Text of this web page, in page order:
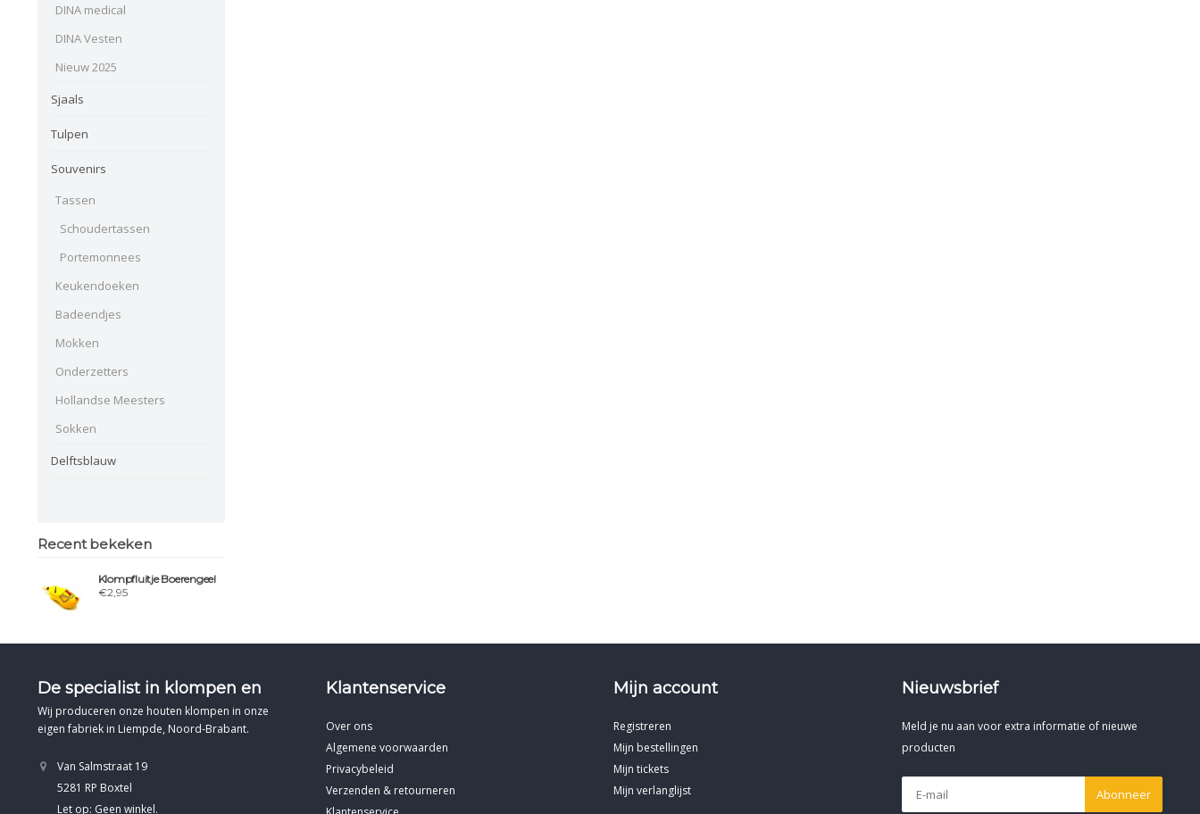
DINA medical
DINA Vesten
Nieuw 2025
Sjaals
Tulpen
Souvenirs
Tassen
Schoudertassen
Portemonnees
Keukendoeken
Badeendjes
Mokken
Onderzetters
Hollandse Meesters
Sokken
Delftsblauw
Recent bekeken
Klompfluitje Boerengeel
€2,95
De specialist in klompen en
Wij produceren onze houten klompen in onze
eigen fabriek in Liempde, Noord-Brabant.
Van Salmstraat 19
5281 RP Boxtel
Let op: Geen winkel.
Klantenservice
Over ons
Algemene voorwaarden
Privacybeleid
Verzenden & retourneren
Mijn account
Registreren
Mijn bestellingen
Mijn tickets
Mijn verlanglijst
Nieuwsbrief
Meld je nu aan voor extra informatie of nieuwe
producten
Abonneer